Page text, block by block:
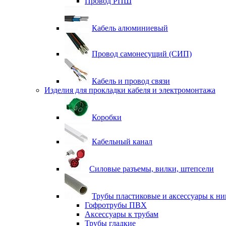
Кабель алюминиевый
Провод самонесущий (СИП)
Кабель и провод связи
Изделия для прокладки кабеля и электромонтажа
Коробки
Кабельный канал
Силовые разъемы, вилки, штепсели
Трубы пластиковые и аксессуары к
Гофротрубы ПВХ
Аксессуары к трубам
Трубы гладкие